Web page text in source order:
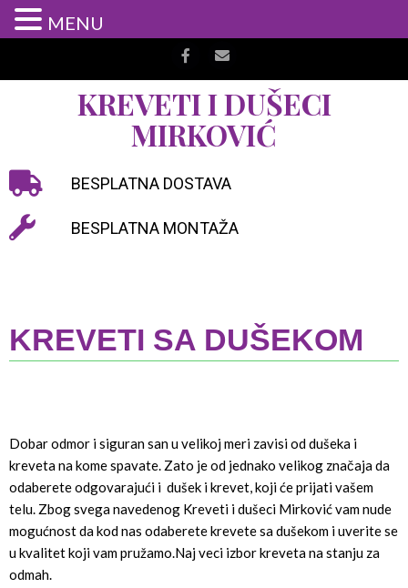
KREVETI I DUŠECI
MIRKOVIĆ
BESPLATNA DOSTAVA
BESPLATNA MONTAŽA
KREVETI SA DUŠEKOM
Dobar odmor i siguran san u velikoj meri zavisi od dušeka i
kreveta na kome spavate. Zato je od jednako velikog značaja da
odaberete odgovarajući i dušek i krevet, koji će prijati vašem
telu. Zbog svega navedenog Kreveti i dušeci Mirković vam nude
mogućnost da kod nas odaberete krevete sa dušekom i uverite se
u kvalitet koji vam pružamo.Naj veci izbor kreveta na stanju za
odmah.
MENU